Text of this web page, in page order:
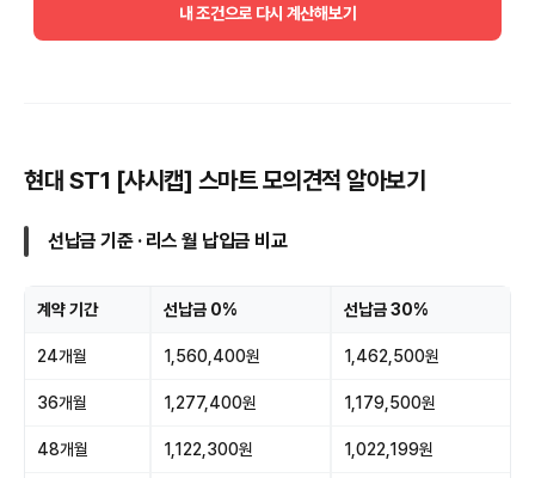
내 조건으로 다시 계산해보기
현대 ST1 [샤시캡] 스마트 모의견적 알아보기
선납금 기준 · 리스 월 납입금 비교
계약 기간 선납금 0% 선납금 30%
24개월 1,560,400원 1,462,500원
36개월 1,277,400원 1,179,500원
48개월 1,122,300원 1,022,199원